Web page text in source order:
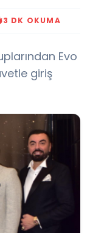
3 DK OKUMA
Evo
giriş